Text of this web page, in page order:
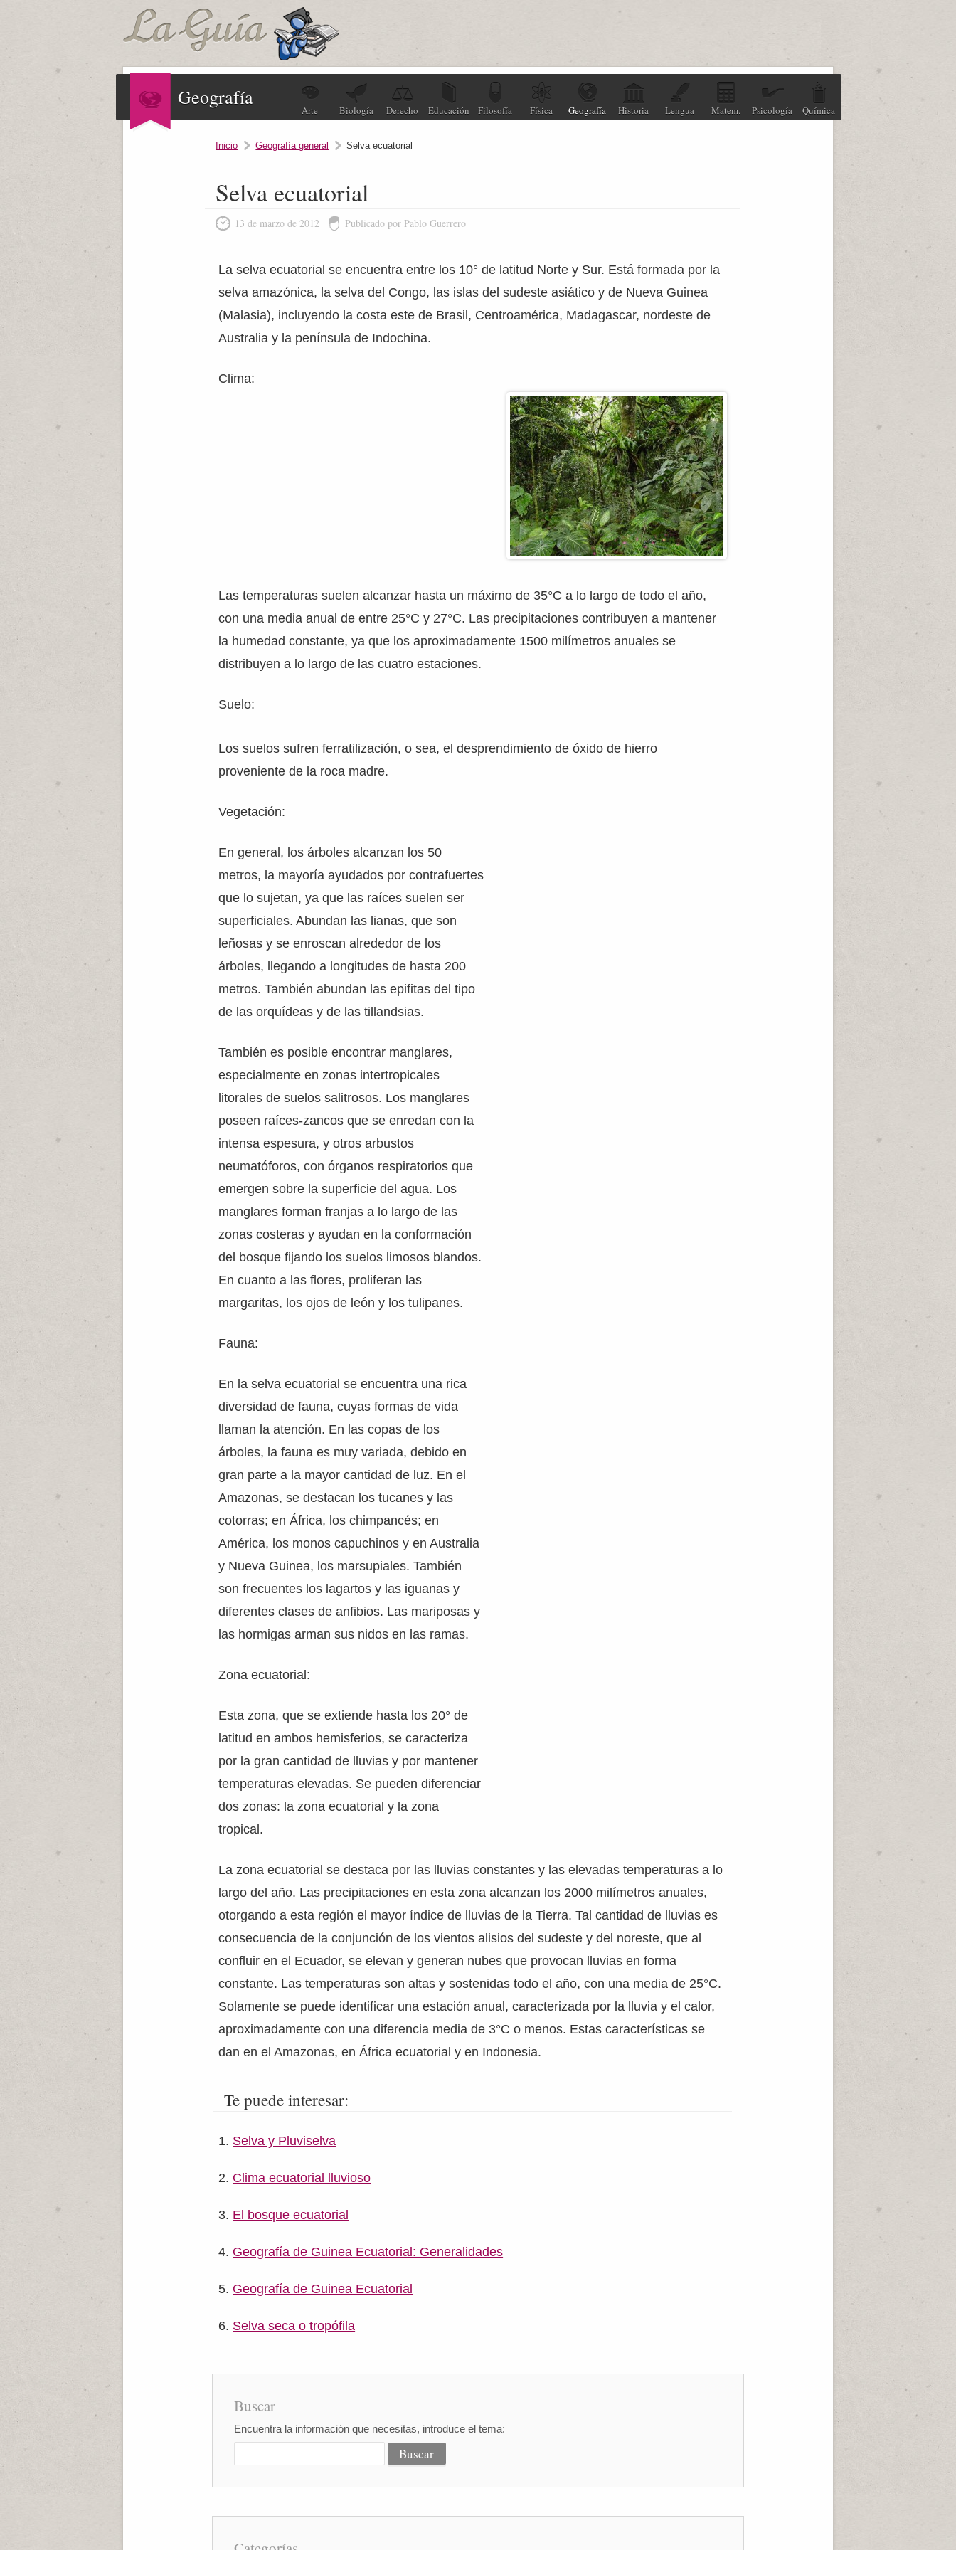
Geografía
Arte Biología Derecho Educación Filosofía Física Geografía Historia Lengua Matem. Psicología Química
Inicio Geografía general Selva ecuatorial
Selva ecuatorial
13 de marzo de 2012 Publicado por Pablo Guerrero
La selva ecuatorial se encuentra entre los 10° de latitud Norte y Sur. Está formada por la
selva amazónica, la selva del Congo, las islas del sudeste asiático y de Nueva Guinea
(Malasia), incluyendo la costa este de Brasil, Centroamérica, Madagascar, nordeste de
Australia y la península de Indochina.
Clima:
Las temperaturas suelen alcanzar hasta un máximo de 35°C a lo largo de todo el año,
con una media anual de entre 25°C y 27°C. Las precipitaciones contribuyen a mantener
la humedad constante, ya que los aproximadamente 1500 milímetros anuales se
distribuyen a lo largo de las cuatro estaciones.
Suelo:
Los suelos sufren ferratilización, o sea, el desprendimiento de óxido de hierro
proveniente de la roca madre.
Vegetación:
En general, los árboles alcanzan los 50
metros, la mayoría ayudados por contrafuertes
que lo sujetan, ya que las raíces suelen ser
superficiales. Abundan las lianas, que son
leñosas y se enroscan alrededor de los
árboles, llegando a longitudes de hasta 200
metros. También abundan las epifitas del tipo
de las orquídeas y de las tillandsias.
También es posible encontrar manglares,
especialmente en zonas intertropicales
litorales de suelos salitrosos. Los manglares
poseen raíces-zancos que se enredan con la
intensa espesura, y otros arbustos
neumatóforos, con órganos respiratorios que
emergen sobre la superficie del agua. Los
manglares forman franjas a lo largo de las
zonas costeras y ayudan en la conformación
del bosque fijando los suelos limosos blandos.
En cuanto a las flores, proliferan las
margaritas, los ojos de león y los tulipanes.
Fauna:
En la selva ecuatorial se encuentra una rica
diversidad de fauna, cuyas formas de vida
llaman la atención. En las copas de los
árboles, la fauna es muy variada, debido en
gran parte a la mayor cantidad de luz. En el
Amazonas, se destacan los tucanes y las
cotorras; en África, los chimpancés; en
América, los monos capuchinos y en Australia
y Nueva Guinea, los marsupiales. También
son frecuentes los lagartos y las iguanas y
diferentes clases de anfibios. Las mariposas y
las hormigas arman sus nidos en las ramas.
Zona ecuatorial:
Esta zona, que se extiende hasta los 20° de
latitud en ambos hemisferios, se caracteriza
por la gran cantidad de lluvias y por mantener
temperaturas elevadas. Se pueden diferenciar
dos zonas: la zona ecuatorial y la zona
tropical.
La zona ecuatorial se destaca por las lluvias constantes y las elevadas temperaturas a lo
largo del año. Las precipitaciones en esta zona alcanzan los 2000 milímetros anuales,
otorgando a esta región el mayor índice de lluvias de la Tierra. Tal cantidad de lluvias es
consecuencia de la conjunción de los vientos alisios del sudeste y del noreste, que al
confluir en el Ecuador, se elevan y generan nubes que provocan lluvias en forma
constante. Las temperaturas son altas y sostenidas todo el año, con una media de 25°C.
Solamente se puede identificar una estación anual, caracterizada por la lluvia y el calor,
aproximadamente con una diferencia media de 3°C o menos. Estas características se
dan en el Amazonas, en África ecuatorial y en Indonesia.
Te puede interesar:
Selva y Pluviselva
Clima ecuatorial lluvioso
El bosque ecuatorial
Geografía de Guinea Ecuatorial: Generalidades
Geografía de Guinea Ecuatorial
Selva seca o tropófila
Buscar
Encuentra la información que necesitas, introduce el tema: